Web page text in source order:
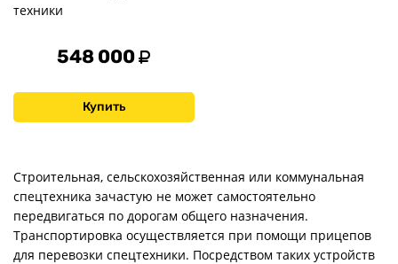
техники
548 000
Купить
Строительная, сельскохозяйственная или коммунальная
спецтехника зачастую не может самостоятельно
передвигаться по дорогам общего назначения.
Транспортировка осуществляется при помощи прицепов
для перевозки спецтехники. Посредством таких устройств